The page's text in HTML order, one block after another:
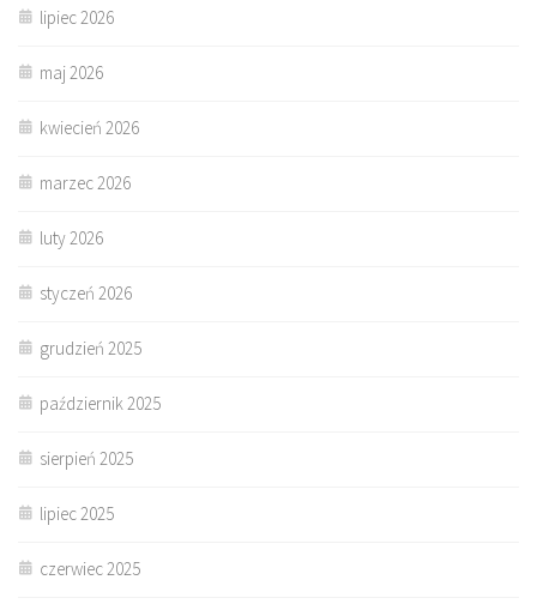
lipiec 2026
maj 2026
kwiecień 2026
marzec 2026
luty 2026
styczeń 2026
grudzień 2025
październik 2025
sierpień 2025
lipiec 2025
czerwiec 2025